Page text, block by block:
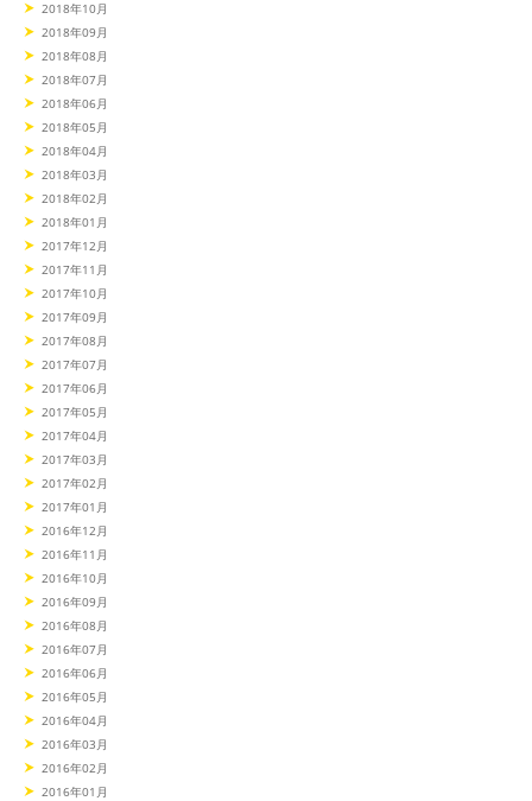
2018年10月
2018年09月
2018年08月
2018年07月
2018年06月
2018年05月
2018年04月
2018年03月
2018年02月
2018年01月
2017年12月
2017年11月
2017年10月
2017年09月
2017年08月
2017年07月
2017年06月
2017年05月
2017年04月
2017年03月
2017年02月
2017年01月
2016年12月
2016年11月
2016年10月
2016年09月
2016年08月
2016年07月
2016年06月
2016年05月
2016年04月
2016年03月
2016年02月
2016年01月